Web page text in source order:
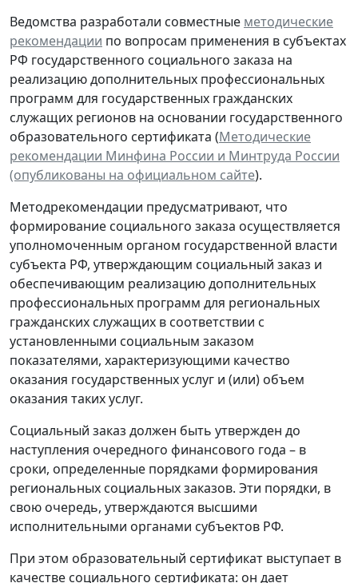
Ведомства разработали совместные методические
рекомендации по вопросам применения в субъектах
РФ государственного социального заказа на
реализацию дополнительных профессиональных
программ для государственных гражданских
служащих регионов на основании государственного
образовательного сертификата (Методические
рекомендации Минфина России и Минтруда России
(опубликованы на официальном сайте).
Методрекомендации предусматривают, что
формирование социального заказа осуществляется
уполномоченным органом государственной власти
субъекта РФ, утверждающим социальный заказ и
обеспечивающим реализацию дополнительных
профессиональных программ для региональных
гражданских служащих в соответствии с
установленными социальным заказом
показателями, характеризующими качество
оказания государственных услуг и (или) объем
оказания таких услуг.
Социальный заказ должен быть утвержден до
наступления очередного финансового года – в
сроки, определенные порядками формирования
региональных социальных заказов. Эти порядки, в
свою очередь, утверждаются высшими
исполнительными органами субъектов РФ.
При этом образовательный сертификат выступает в
качестве социального сертификата: он дает